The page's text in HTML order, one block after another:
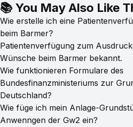
📚 You May Also Like
Wie erstelle ich eine
beim Barmer?
Patientenverfügung zum
Wünsche beim Barmer bekannt.
Wie funktionieren Formulare des
Bundesfinanzministeriums zur
Deutschland?
Wie füge ich mein Anlage-
Anwenngen der Gw2 ein?